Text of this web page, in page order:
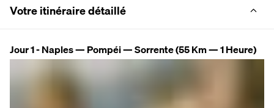
Votre itinéraire détaillé
Jour 1 - Naples — Pompéi — Sorrente (55 Km — 1 Heure)